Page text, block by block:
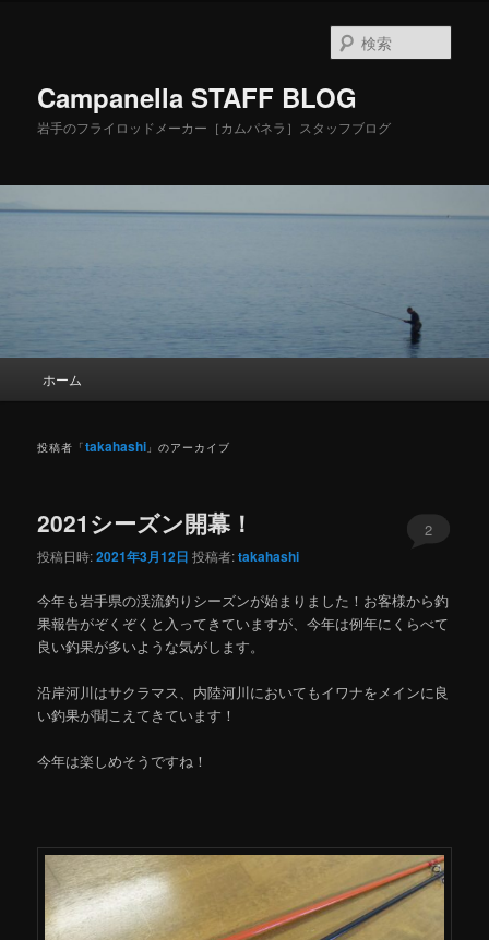
Campanella STAFF BLOG
岩手のフライロッドメーカー［カムパネラ］スタッフブログ
索
メ
コ
ン
テ
ツ
へ
動
サ
ン
テ
ン
へ
移
ホーム
投稿者「takahashi 」のアーカイブ
2021シーズン開幕！
投稿日時:2021年3月12日 投稿者:takahashi
2
今年も岩手県の渓流釣りシーズンが始まりました！お客様から釣
果報告がぞくぞくと入ってきていますが、今年は例年にくらべて
良い釣果が多いような気がします。
沿岸河川はサクラマス、内陸河川においてもイワナをメインに良
い釣果が聞こえてきています！
今年は楽しめそうですね！